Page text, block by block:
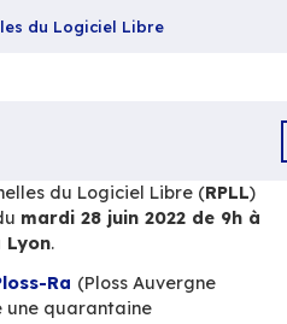
du Logiciel Libre